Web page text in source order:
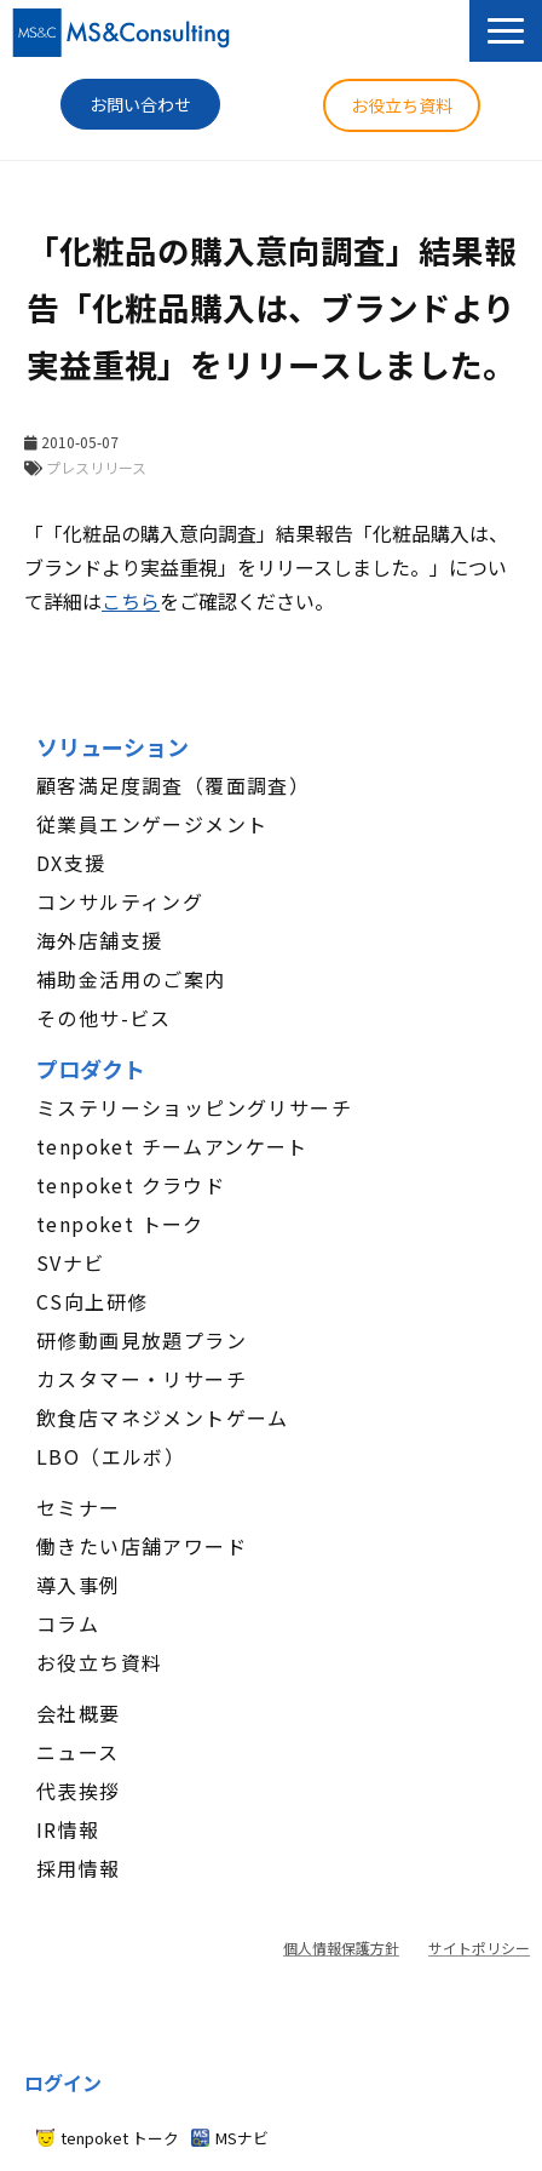
お問い合わせ お役立ち資料
セミナー
導入事例
コラム
企業情報
「化粧品の購入意向調査」結果報
告「化粧品購入は、ブランドより
実益重視」をリリースしました。
2010-05-07
プレスリリース
「「化粧品の購入意向調査」結果報告「化粧品購入は、
ブランドより実益重視」をリリースしました。」につい
て詳細はこちらをご確認ください。
ソリューション
顧客満足度調査（覆面調査）
従業員エンゲージメント
DX支援
コンサルティング
海外店舗支援
補助金活用のご案内
その他サ-ビス
プロダクト
ミステリーショッピングリサーチ
tenpoket チームアンケート
tenpoket クラウド
tenpoket トーク
SVナビ
CS向上研修
研修動画見放題プラン
カスタマー・リサーチ
飲食店マネジメントゲーム
LBO（エルボ）
セミナー
働きたい店舗アワード
導入事例
コラム
お役立ち資料
会社概要
ニュース
代表挨拶
IR情報
採用情報
個人情報保護方針 サイトポリシー
ログイン
tenpoket トーク MSナビ